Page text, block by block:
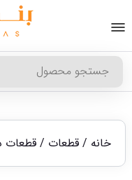
خانه / قطعات / قطعات